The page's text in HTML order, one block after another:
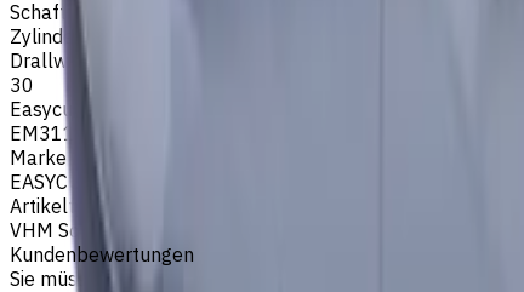
Schafttyp
Zylinderschaft
Drallwinkel
30
Easycut Serie
EM311
Marke
EASYCUT
Artikeltyp
VHM Schaftfräsern
Kundenbewertungen
Sie müssen eingeloggt sein, um eine Bewertung abzugeben.